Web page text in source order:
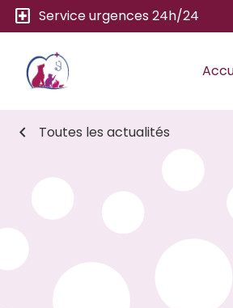
local_hospital Service urgences 24h/24
chevron_left Toutes les actualités